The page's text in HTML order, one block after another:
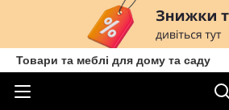
Товари та меблі для дому та саду